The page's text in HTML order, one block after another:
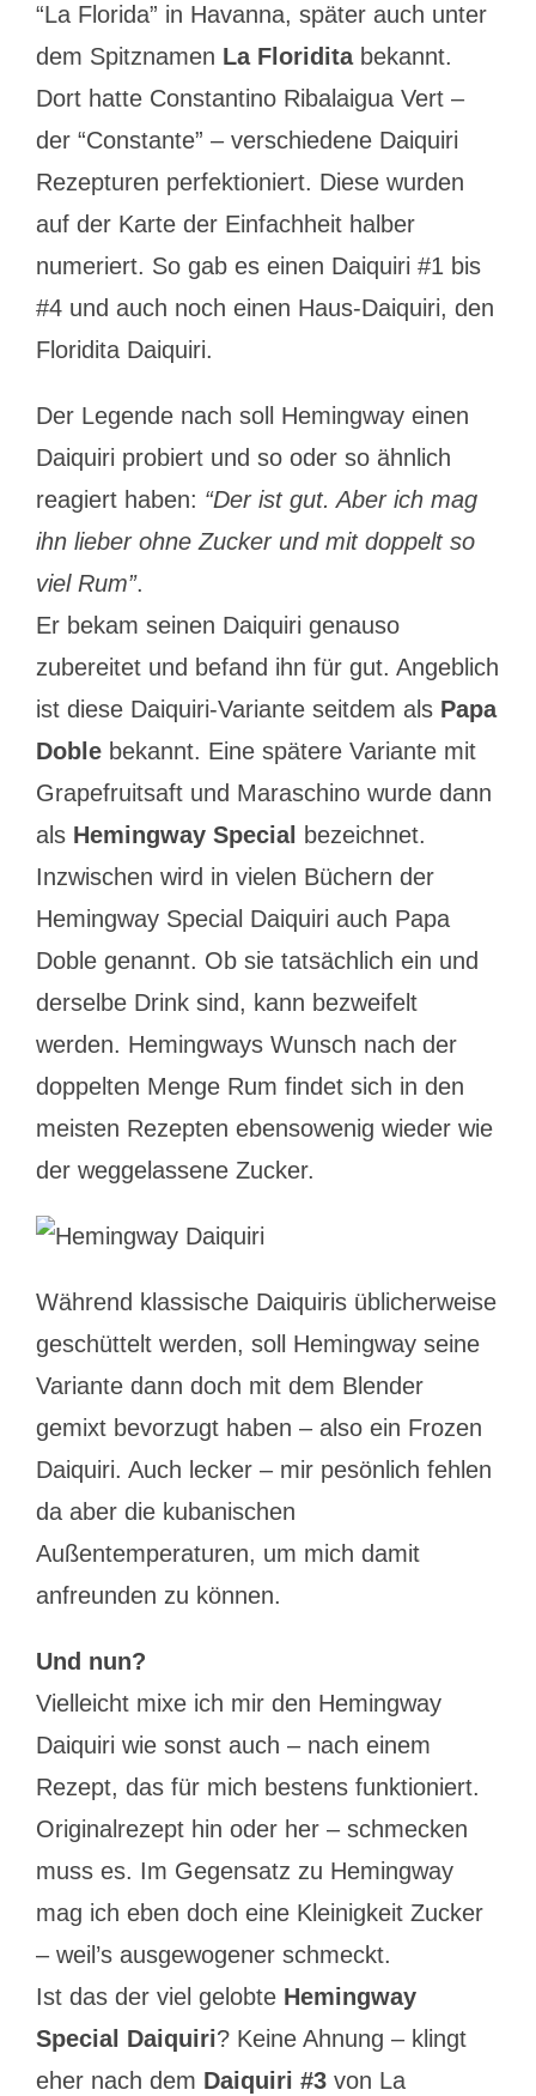
“La Florida” in Havanna, später auch unter
dem Spitznamen La Floriditabekannt.
Dort hatte Constantino Ribalaigua Vert –
der “Constante” – verschiedene Daiquiri
Rezepturen perfektioniert. Diese wurden
auf der Karte der Einfachheit halber
numeriert. So gab es einen Daiquiri #1 bis
#4 und auch noch einen Haus-Daiquiri, den
Floridita Daiquiri.
Der Legende nach soll Hemingway einen
Daiquiri probiert und so oder so ähnlich
reagiert haben: “Der ist gut. Aber ich mag
ihn lieber ohne Zucker und mit doppelt so
viel Rum”.
Er bekam seinen Daiquiri genauso
zubereitet und befand ihn für gut. Angeblich
ist diese Daiquiri-Variante seitdem als Papa
Doble bekannt. Eine spätere Variante mit
Grapefruitsaft und Maraschino wurde dann
als Hemingway Special
bezeichnet.
Inzwischen wird in vielen Büchern der
Hemingway Special Daiquiri auch Papa
Doble genannt. Ob sie tatsächlich ein und
derselbe Drink sind, kann bezweifelt
werden. Hemingways Wunsch nach der
doppelten Menge Rum findet sich in den
meisten Rezepten ebensowenig wieder wie
der weggelassene Zucker.
Während klassische Daiquiris üblicherweise
geschüttelt werden, soll Hemingway seine
Variante dann doch mit dem Blender
gemixt bevorzugt haben – also ein Frozen
Daiquiri. Auch lecker – mir pesönlich fehlen
da aber die kubanischen
Außentemperaturen, um mich damit
anfreunden zu können.
Und nun?
Vielleicht mixe ich mir den Hemingway
Daiquiri wie sonst auch – nach einem
Rezept, das für mich bestens funktioniert.
Originalrezept hin oder her – schmecken
muss es. Im Gegensatz zu Hemingway
mag ich eben doch eine Kleinigkeit Zucker
– weil’s ausgewogener schmeckt.
Ist das der viel gelobte Hemingway
Special Daiquiri? Keine Ahnung – klingt
eher nach dem Daiquiri #3 von La